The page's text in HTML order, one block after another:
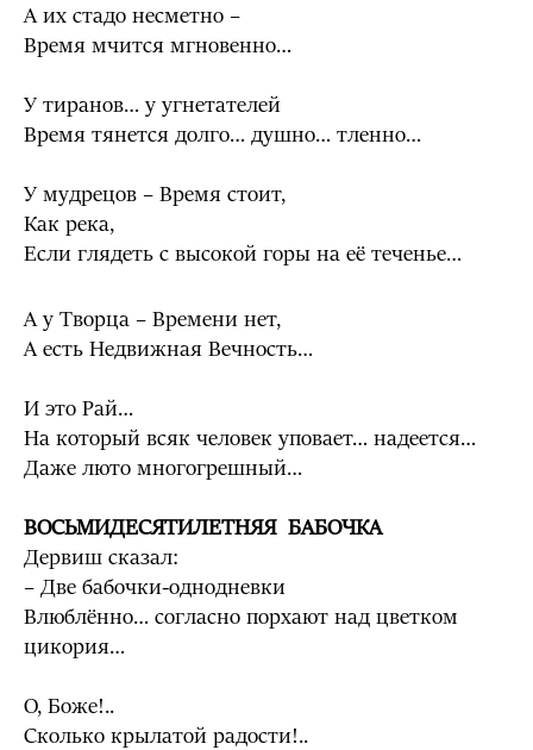
А их стадо несметно –
Время мчится мгновенно…
У тиранов… у угнетателей
Время тянется долго… душно… тленно…
У мудрецов – Время стоит,
Как река,
Если глядеть с высокой горы на её теченье…
А у Творца – Времени нет,
А есть Недвижная Вечность…
И это Рай…
На который всяк человек уповает… надеется…
Даже люто многогрешный…
ВОСЬМИДЕСЯТИЛЕТНЯЯ БАБОЧКА
Дервиш сказал:
– Две бабочки-однодневки
Влюблённо… согласно порхают над цветком
цикория…
О, Боже!..
Сколько крылатой радости!..